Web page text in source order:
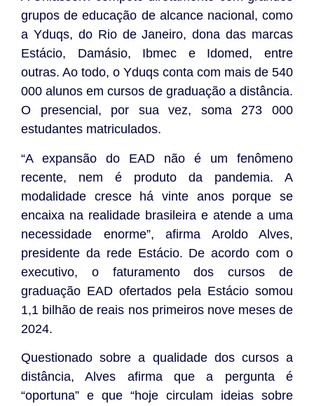
grupos de educação de alcance nacional, como
a Yduqs, do Rio de Janeiro, dona das marcas
Estácio, Damásio, Ibmec e Idomed, entre
outras. Ao todo, o Yduqs conta com mais de 540
000 alunos em cursos de graduação a distância.
O presencial, por sua vez, soma 273 000
estudantes matriculados.
“A expansão do EAD não é um fenômeno
recente, nem é produto da pandemia. A
modalidade cresce há vinte anos porque se
encaixa na realidade brasileira e atende a uma
necessidade enorme”, afirma Aroldo Alves,
presidente da rede Estácio. De acordo com o
executivo, o faturamento dos cursos de
graduação EAD ofertados pela Estácio somou
1,1 bilhão de reais nos primeiros nove meses de
2024.
Questionado sobre a qualidade dos cursos a
distância, Alves afirma que a pergunta é
“oportuna” e que “hoje circulam ideias sobre